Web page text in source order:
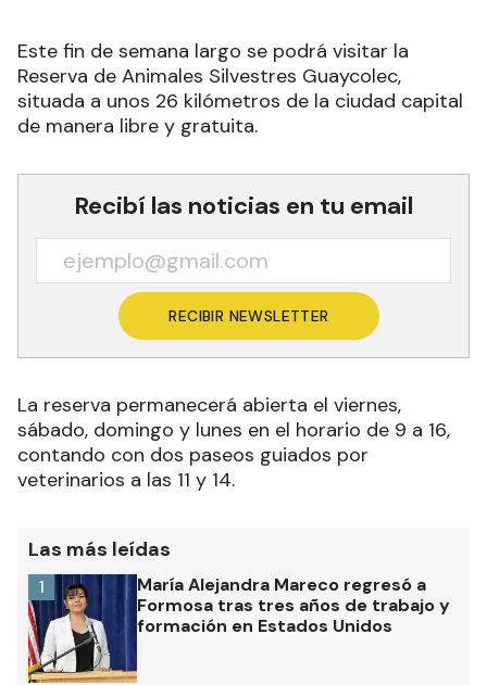
Este fin de semana largo se podrá visitar la
Reserva de Animales Silvestres Guaycolec,
situada a unos 26 kilómetros de la ciudad capital
de manera libre y gratuita.
Recibí las noticias en tu email
RECIBIR NEWSLETTER
La reserva permanecerá abierta el viernes,
sábado, domingo y lunes en el horario de 9 a 16,
contando con dos paseos guiados por
veterinarios a las 11 y 14.
Las más leídas
María Alejandra Mareco regresó a
Formosa tras tres años de trabajo y
formación en Estados Unidos
1